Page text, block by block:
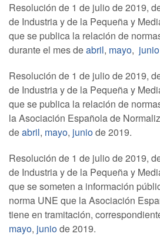
Resolución de 1 de julio de 2019,
de Industria y de la Pequeña y
que se publica la relación de
durante el mes deabril, mayo, junio
Resolución de 1 de julio de 2019,
de Industria y de la Pequeña y
que se publica la relación de
la Asociación Española de
deabril, mayo, juniode 2019.
Resolución de 1 de julio de 2019,
de Industria y de la Pequeña y
que se someten a información
norma UNE que la Asociación
tiene en tramitación,
mayo, juniode 2019.